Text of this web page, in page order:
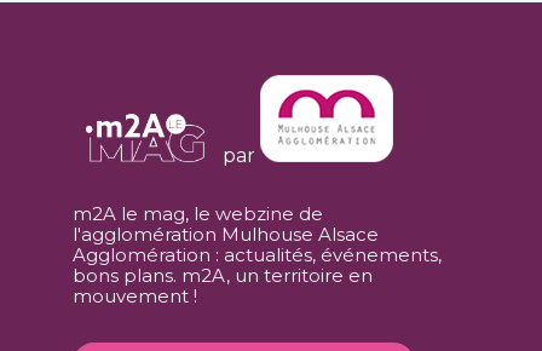
par
m2A le mag, le webzine de
l'agglomération Mulhouse Alsace
Agglomération : actualités, événements,
bons plans. m2A, un territoire en
mouvement !